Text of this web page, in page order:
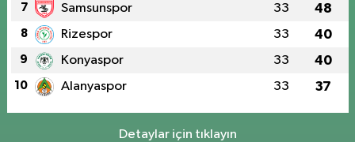
7 Samsunspor 33 48
8 Rizespor 33 40
9 Konyaspor 33 40
10 Alanyaspor 33 37
Detaylar için tıklayın